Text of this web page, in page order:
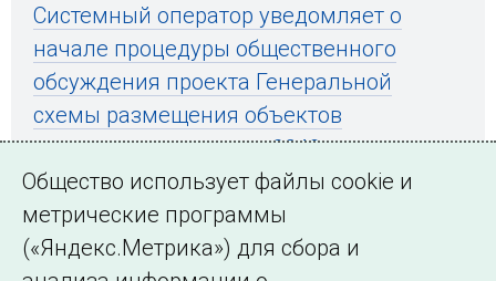
Системный оператор уведомляет о
начале процедуры общественного
обсуждения проекта Генеральной
схемы размещения объектов
электроэнергетики до 2042 года
← Все публикации
Общество использует файлы cookie и
метрические программы
(«Яндекс.Метрика») для сбора и